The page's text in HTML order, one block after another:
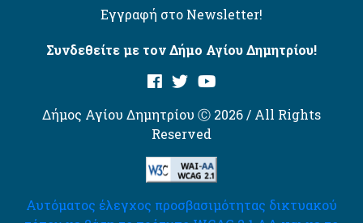
Εγγραφή στο Newsletter!
Συνδεθείτε με τον Δήμο Αγίου Δημητρίου!
Δήμος Αγίου Δημητρίου Ⓒ 2026 / All Rights
Reserved
Αυτόματος έλεγχος προσβασιμότητας δικτυακού